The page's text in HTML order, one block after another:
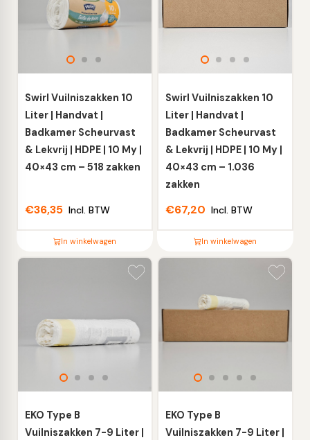
variaties.
worden
op
de
productpagina
Deze
worden
op
de
productpagina
Swirl Vuilniszakken 10
Liter | Handvat |
Badkamer Scheurvast
& Lekvrij | HDPE | 10 My |
40×43 cm – 518 zakken
€36,35 Incl. BTW
In winkelwagen
Dit
variaties.
Deze
worden
op
Swirl Vuilniszakken 10
Liter | Handvat |
Badkamer Scheurvast
& Lekvrij | HDPE | 10 My |
40×43 cm – 1.036
zakken
€67,20 Incl. BTW
In winkelwagen
Dit
meerdere
variaties.
Deze
worden
op
EKO Type B
Vuilniszakken 7-9 Liter |
EKO Type B
Vuilniszakken 7-9 Liter |